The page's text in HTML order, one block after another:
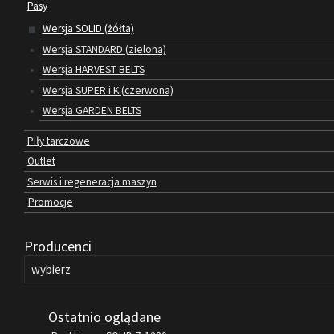
Pasy
Wersja SOLID (żółta)
Wersja STANDARD (zielona)
Wersja HARVEST BELTS
Wersja SUPER i K (czerwona)
Wersja GARDEN BELTS
Piły tarczowe
Outlet
Serwis i regeneracja maszyn
Promocje
Producenci
Ostatnio oglądane